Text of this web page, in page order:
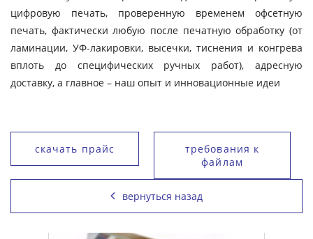
цифровую печать, проверенную временем офсетную
печать, фактически любую после печатную обработку (от
ламинации, УФ-лакировки, высечки, тиснения и конгрева
вплоть до специфических ручных работ), адресную
доставку, а главное – наш опыт и инновационные идеи
скачать прайс
требования к
файлам
вернуться назад